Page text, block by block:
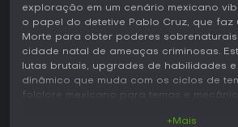
exploração em um cenário mexicano
o papel do detetive Pablo Cruz, que faz
Morte para obter poderes
cidade natal de ameaças criminosas.
lutas brutais, upgrades de habilidades e
dinâmico que muda com os ciclos de
folclore mexicano para temas e
+Mais